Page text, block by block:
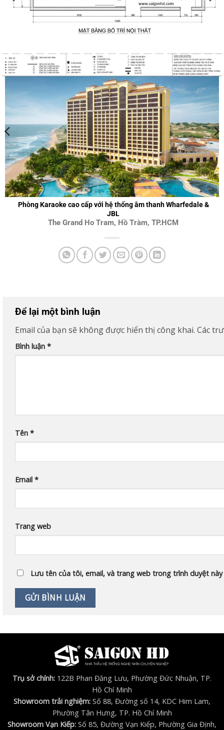
Phòng Karaoke cao cấp với hệ thống âm thanh Wharfedale &
JBL
The Grand Ho Tram, Hồ Tràm, TP.HCM
Để lại một bình luận
Email của bạn sẽ không được hiển thị công khai. Các
Bình luận *
Tên *
Email *
Trang web
Lưu tên của tôi, email, và trang web trong trình duyệt
Trụ sở chính: 122B Phan Đăng Lưu, Phường Đức Nhuận, TP.
Hồ Chí Minh
Showroom trải nghiệm: Số 88, Đường số 14, KDC Him Lam,
Phường Tân Hưng, TP. Hồ Chí Minh
Showroom Vạn Kiếp: Số 85, Đường Vạn Kiếp, Phường Gia Định,